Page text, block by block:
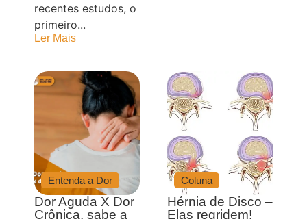
recentes estudos, o
primeiro...
Ler Mais
Entenda a Dor
Dor Aguda X Dor
Crônica, sabe a
Coluna
Hérnia de Disco –
Elas regridem!